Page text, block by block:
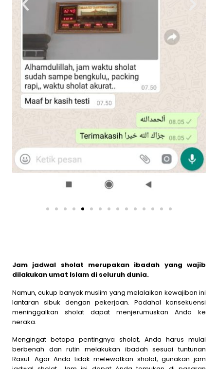
Jam jadwal sholat merupakan ibadah yang wajib
dilakukan umat Islam di seluruh dunia.
Namun, cukup banyak muslim yang melalaikan kewajiban ini
lantaran sibuk dengan pekerjaan. Padahal konsekuensi
meninggalkan sholat dapat menjerumuskan Anda ke
neraka.
Mengingat betapa pentingnya sholat, Anda harus mulai
berbenah dan rutin melakukan ibadah sesuai tuntunan
Rasul. Agar Anda tidak melewatkan sholat, gunakan jam